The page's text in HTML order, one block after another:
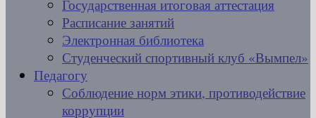
Государственная итоговая аттестация
Расписание занятий
Электронная библиотека
Студенческий спортивный клуб «Вымпел»
Педагогу
Соблюдение норм этики, противодействие
коррупции